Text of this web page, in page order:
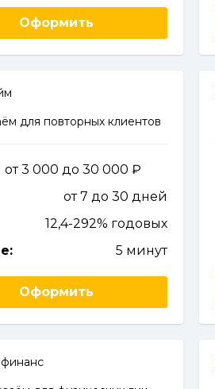
Оформить
для повторных клиентов
от 3 000 до 30 000
от 7 до 30 дней
12,4-292% годовых
5 минут
Оформить